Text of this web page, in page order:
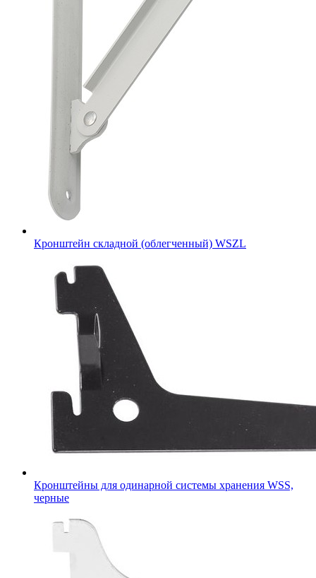
Кронштейн складной (облегченный) WSZL
Кронштейны для одинарной системы хранения WSS,
черные